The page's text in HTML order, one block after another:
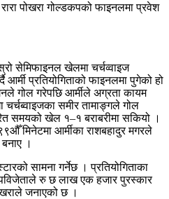
पोखरा गोल्डकपको फाइनलमा प्रवेश
सेमिफाइनल खेलमा चर्चव्वाइज
प्रतियोगिताको फाइनलमा पुगेको हो
गोल गरेपछि आर्मीले अग्रता कायम
समीर तामाङ्गले गोल
समयको खेल १–१ बराबरीमा सकियो ।
मिनेटमा आर्मीका राशबहादुर मगरले
।
सामना गर्नेछ । प्रतियोगिताका
रु छ लाख एक हजार पुरस्कार
जनाएको छ ।